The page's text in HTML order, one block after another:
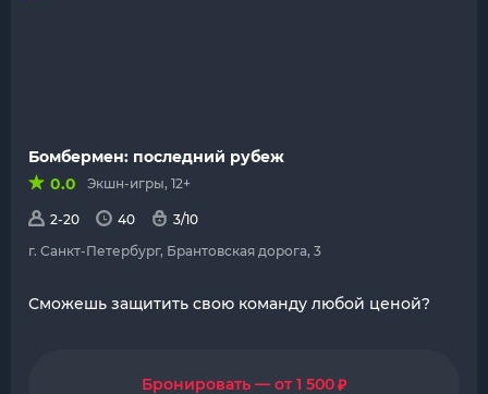
Бомбермен: последний рубеж
0.0
Экшн-игры, 12+
2-20 40
3/10
г. Санкт-Петербург, Брантовская дорога, 3
Сможешь защитить свою команду любой ценой?
Бронировать — от 1 500₽